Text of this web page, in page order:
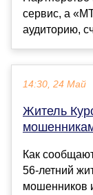
сервис, а
аудиторию,
14:30, 24 Май
Житель
Как
56-летний
мошенников